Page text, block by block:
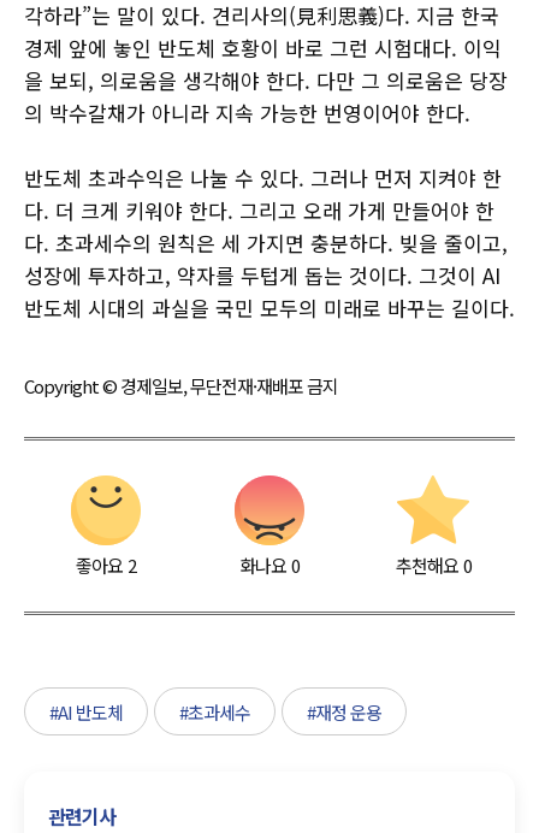
각하라”는 말이 있다. 견리사의(見利思義)다. 지금 한국
경제 앞에 놓인 반도체 호황이 바로 그런 시험대다. 이익
을 보되, 의로움을 생각해야 한다. 다만 그 의로움은 당장
의 박수갈채가 아니라 지속 가능한 번영이어야 한다.
반도체 초과수익은 나눌 수 있다. 그러나 먼저 지켜야 한
다. 더 크게 키워야 한다. 그리고 오래 가게 만들어야 한
다. 초과세수의 원칙은 세 가지면 충분하다. 빚을 줄이고,
성장에 투자하고, 약자를 두텁게 돕는 것이다. 그것이 AI
반도체 시대의 과실을 국민 모두의 미래로 바꾸는 길이다.
Copyright © 경제일보, 무단전재·재배포 금지
좋아요 2 화나요0 추천해요 0
#AI 반도체 #초과세수 #재정 운용
관련기사